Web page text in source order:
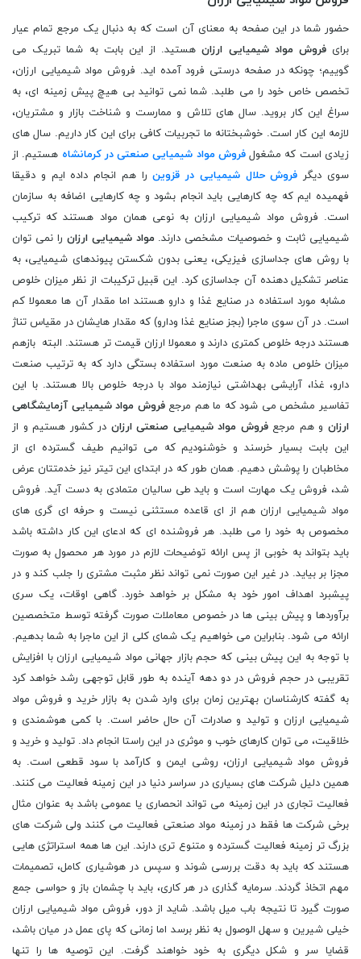
حضور شما در این صفحه به معنای آن است که به دنبال یک مرجع تمام عیار
برایفروش مواد شیمیایی ارزانهستید. از این بابت به شما تبریک می
گوییم؛ چونکه در صفحه درستی فرود آمده اید. فروش مواد شیمیایی ارزان،
تخصص خاص خود را می طلبد. شما نمی توانید بی هیچ پیش زمینه ای، به
سراغ این کار بروید. سال های تلاش و ممارست و شناخت بازار و مشتریان،
لازمه این کار است. خوشبختانه ما تجربیات کافی برای این کار داریم. سال های
زیادی است که مشغولفروش مواد شیمیایی صنعتی در کرمانشاه هستیم. از
سوی دیگر فروش حلال شیمیایی در قزوینرا هم انجام داده ایم و دقیقا
فهمیده ایم که چه کارهایی باید انجام بشود و چه کارهایی اضافه به سازمان
است. فروش مواد شیمیایی ارزان به نوعی همان مواد هستند که ترکیب
شیمیایی ثابت و خصوصیات مشخصی دارند. مواد شیمیایی ارزان را نمی توان
با روش های جداسازی فیزیکی، یعنی بدون شکستن پیوندهای شیمیایی، به
عناصر تشکیل دهنده آن جداسازی کرد. این قبیل ترکیبات از نظر میزان خلوص
مشابه مورد استفاده در صنایع غذا و دارو هستند اما مقدار آن ها معمولا کم
است. در آن سوی ماجرا (بجز صنایع غذا ودارو) که مقدار هایشان در مقیاس تناژ
هستند درجه خلوص کمتری دارند و معمولا ارزان قیمت تر هستند. البته بازهم
میزان خلوص ماده به صنعت مورد استفاده بستگی دارد که به ترتیب صنعت
دارو، غذا، آرایشی بهداشتی نیازمند مواد با درجه خلوص بالا هستند. با این
تفاسیر مشخص می شود که ما هم مرجعفروش مواد شیمیایی آزمایشگاهی
ارزانو هم مرجعفروش مواد شیمیایی صنعتی ارزان در کشور هستیم و از
این بابت بسیار خرسند و خوشنودیم که می توانیم طیف گسترده ای از
مخاطبان را پوشش دهیم. همان طور که در ابتدای این تیتر نیز خدمتتان عرض
شد، فروش یک مهارت است و باید طی سالیان متمادی به دست آید. فروش
مواد شیمیایی ارزان هم از ای قاعده مستثنی نیست و حرفه ای گری های
مخصوص به خود را می طلبد. هر فروشنده ای که ادعای این کار داشته باشد
باید بتواند به خوبی از پس ارائه توضیحات لازم در مورد هر محصول به صورت
مجزا بر بیاید. در غیر این صورت نمی تواند نظر مثبت مشتری را جلب کند و در
پیشبرد اهداف امور خود به مشکل بر خواهد خورد. گاهی اوقات، یک سری
برآوردها و پیش بینی ها در خصوص معاملات صورت گرفته توسط متخصصین
ارائه می شود. بنابراین می خواهیم یک شمای کلی از این ماجرا به شما بدهیم.
با توجه به این پیش بینی که حجم بازار جهانی مواد شیمیایی ارزان با افزایش
تقریبی در حجم فروش در دو دهه آینده به طور قابل توجهی رشد خواهد کرد
به گفته کارشناسان بهترین زمان برای وارد شدن به بازار خرید و فروش مواد
شیمیایی ارزان و تولید و صادرات آن حال حاضر است. با کمی هوشمندی و
خلاقیت، می توان کارهای خوب و موثری در این راستا انجام داد. تولید و خرید و
فروش مواد شیمیایی ارزان، روشی ایمن و کارآمد با سود قطعی است. به
همین دلیل شرکت های بسیاری در سراسر دنیا در این زمینه فعالیت می کنند.
فعالیت تجاری در این زمینه می تواند انحصاری یا عمومی باشد به عنوان مثال
برخی شرکت ها فقط در زمینه مواد صنعتی فعالیت می کنند ولی شرکت های
بزرگ تر زمینه فعالیت گسترده و متنوع تری دارند. این ها همه استراتژی هایی
هستند که باید به دقت بررسی شوند و سپس در هوشیاری کامل، تصمیمات
مهم اتخاذ گردند. سرمایه گذاری در هر کاری، باید با چشمان باز و حواسی جمع
صورت گیرد تا نتیجه باب میل باشد. شاید از دور، فروش مواد شیمیایی ارزان
خیلی شیرین و سهل الوصول به نظر برسد اما زمانی که پای عمل در میان باشد،
قضایا سر و شکل دیگری به خود خواهند گرفت. این توصیه ها را تنها